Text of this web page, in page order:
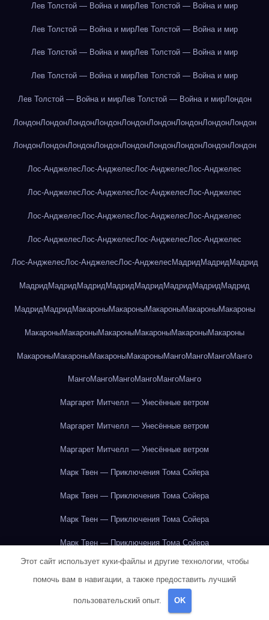
Лев Толстой — Война и мирЛев Толстой — Война и мир
Лев Толстой — Война и мирЛев Толстой — Война и мир
Лев Толстой — Война и мирЛев Толстой — Война и мир
Лев Толстой — Война и мирЛев Толстой — Война и мир
Лев Толстой — Война и мирЛев Толстой — Война и мирЛондон
ЛондонЛондонЛондонЛондонЛондонЛондонЛондонЛондонЛондон
ЛондонЛондонЛондонЛондонЛондонЛондонЛондонЛондонЛондон
Лос-АнджелесЛос-АнджелесЛос-АнджелесЛос-Анджелес
Лос-АнджелесЛос-АнджелесЛос-АнджелесЛос-Анджелес
Лос-АнджелесЛос-АнджелесЛос-АнджелесЛос-Анджелес
Лос-АнджелесЛос-АнджелесЛос-АнджелесЛос-Анджелес
Лос-АнджелесЛос-АнджелесЛос-Анджелес МадридМадридМадрид
МадридМадридМадридМадридМадридМадридМадридМадрид
Мадрид Мадрид МакароныМакароныМакароныМакароныМакароны
МакароныМакароныМакароныМакароныМакароныМакароны
МакароныМакароныМакароныМакароныМангоМангоМангоМанго
МангоМангоМангоМангоМангоМанго
Маргарет Митчелл — Унесённые ветром
Маргарет Митчелл — Унесённые ветром
Маргарет Митчелл — Унесённые ветром
Марк Твен — Приключения Тома Сойера
Марк Твен — Приключения Тома Сойера
Марк Твен — Приключения Тома Сойера
Марк Твен — Приключения Тома Сойера
Марк Твен — Приключения Тома Сойера
Марк Твен — Приключения Тома Сойера
Марк Твен — Приключения Тома Сойера
Этот сайт использует куки-файлы и другие технологии, чтобы
помочь вам в навигации, а также предоставить лучший
пользовательский опыт. OK